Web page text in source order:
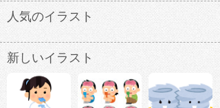
人気のイラスト
新しいイラスト